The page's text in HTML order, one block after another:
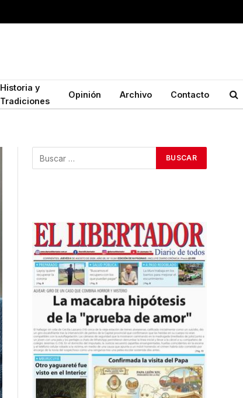
Historia y
Tradiciones
Opinión Archivo Contacto